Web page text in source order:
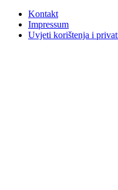
Kontakt
Impressum
Uvjeti korištenja i